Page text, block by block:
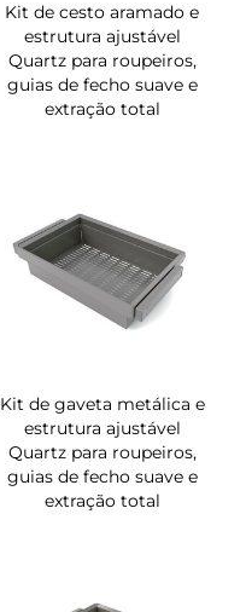
Kit de cesto aramado e
estrutura ajustável
Quartz para roupeiros,
guias de fecho suave e
extração total
Kit de gaveta metálica e
estrutura ajustável
Quartz para roupeiros,
guias de fecho suave e
extração total